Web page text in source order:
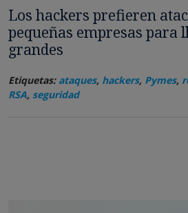
Los hackers prefieren
pequeñas empresas para
grandes
Etiquetas: ataques, hackers, Pymes,
RSA, seguridad